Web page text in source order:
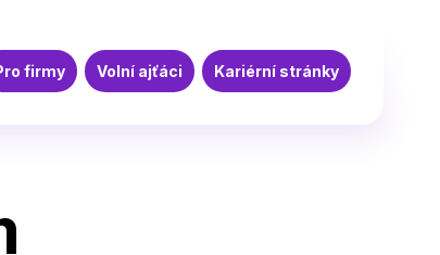
firmy Volní ajťáci Kariérní stránky